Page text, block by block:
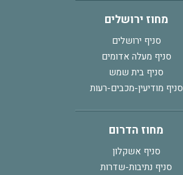
מחוז ירושלים
סניף ירושלים
סניף מעלה אדומים
סניף בית שמש
סניף מודיעין-מכבים-רעות
מחוז הדרום
סניף אשקלון
סניף נתיבות-שדרות